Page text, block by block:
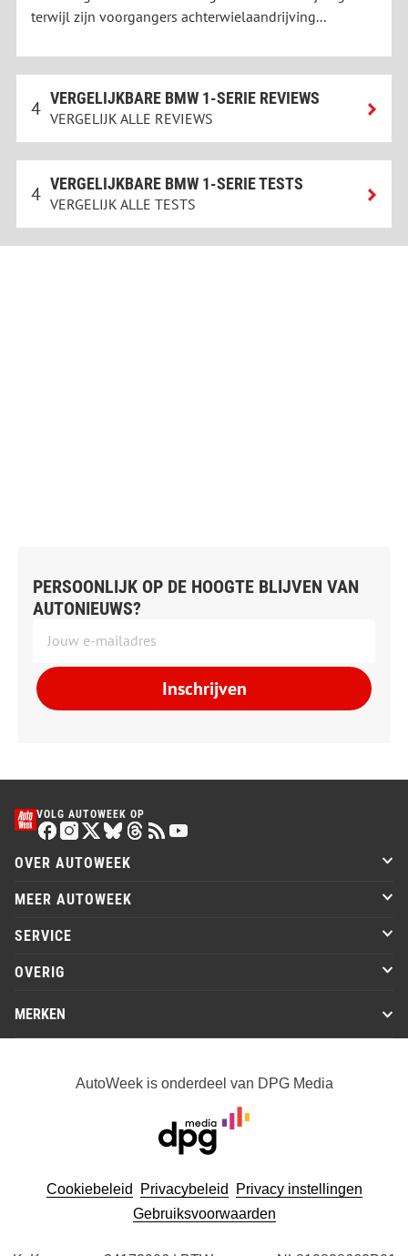
terwijl zijn voorgangers achterwielaandrijving...
4 VERGELIJKBARE BMW 1-SERIE REVIEWS
VERGELIJK ALLE REVIEWS
4 VERGELIJKBARE BMW 1-SERIE TESTS
VERGELIJK ALLE TESTS
PERSOONLIJK OP DE HOOGTE BLIJVEN VAN
AUTONIEUWS?
Inschrijven
VOLG AUTOWEEK OP
OVER AUTOWEEK
MEER AUTOWEEK
SERVICE
OVERIG
MERKEN
AutoWeek is onderdeel van DPG Media
Cookiebeleid Privacybeleid
Privacy instellingen
Gebruiksvoorwaarden